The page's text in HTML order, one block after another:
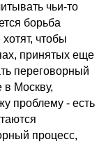
чьи-то
борьба
чтобы
принятых еще
переговорный
в Москву,
проблему - есть
процесс,